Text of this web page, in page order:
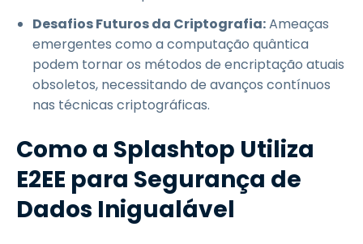
Desafios Futuros da Criptografia:Ameaças
emergentes como a computação quântica
podem tornar os métodos de encriptação atuais
obsoletos, necessitando de avanços contínuos
nas técnicas criptográficas.
Como a Splashtop Utiliza
E2EE para Segurança de
Dados Inigualável